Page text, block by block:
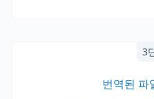
3
번역된 파